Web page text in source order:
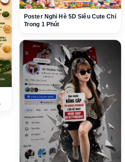
Poster Nghỉ Hè 5D Siêu Cute Chỉ
Trong 1 Phút